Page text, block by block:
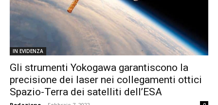
IN EVIDENZA
Gli strumenti Yokogawa garantiscono la
precisione dei laser nei collegamenti ottici
Spazio-Terra dei satelliti dell’ESA